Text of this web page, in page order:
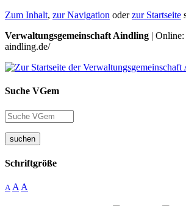
Zum Inhalt, zur Navigation oderzur Startseite
Verwaltungsgemeinschaft Aindling |
aindling.de/
Suche VGem
suchen
Schriftgröße
A A A